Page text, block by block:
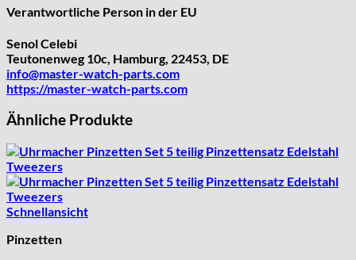
Otero
RL „Ronda"
ST "Standard "
Tissot
Verantwortliche Person in der EU
Senol Celebi
Teutonenweg 10c, Hamburg, 22453, DE
info@master-watch-parts.com
https://master-watch-parts.com
Ähnliche Produkte
Schnellansicht
Pinzetten